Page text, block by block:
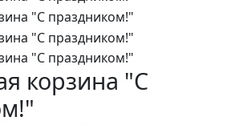
корзина "С